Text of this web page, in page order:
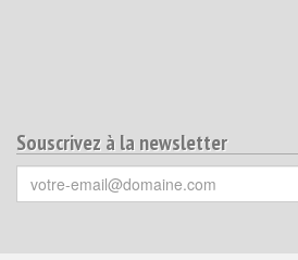
Souscrivez à la newsletter
Votre
email